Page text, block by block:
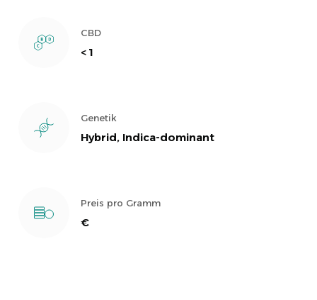
CBD
< 1
Genetik
Hybrid, Indica-dominant
Preis pro Gramm
€